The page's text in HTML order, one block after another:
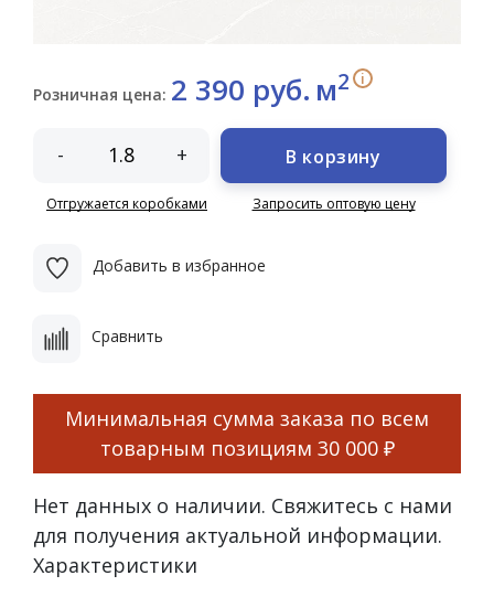
Розничная цена: 2 390 руб. м2 i
- +
Отгружается коробками
В корзину
Запросить оптовую цену
Добавить в избранное
Сравнить
Минимальная сумма заказа по всем
товарным позициям 30 000 ₽
Нет данных о наличии. Свяжитесь с нами
для получения актуальной информации.
Характеристики